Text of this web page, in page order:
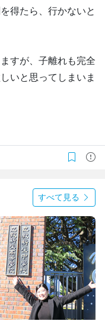
得たら、行かないと
すが、子離れも完全
いと思ってしまいま
すべて見る